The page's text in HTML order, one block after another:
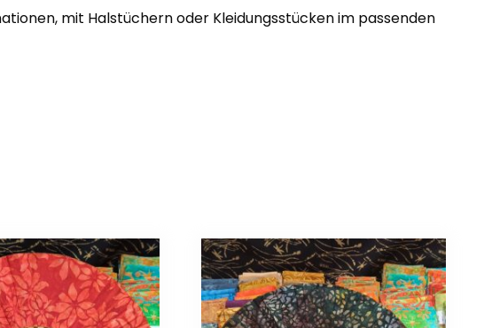
mit Halstüchern oder Kleidungsstücken im passenden